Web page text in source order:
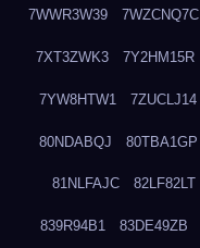
7WWR3W39 7WZCNQ7C
7XT3ZWK3 7Y2HM15R
7YW8HTW1 7ZUCLJ14
80NDABQJ 80TBA1GP
81NLFAJC 82LF82LT
839R94B1 83DE49ZB